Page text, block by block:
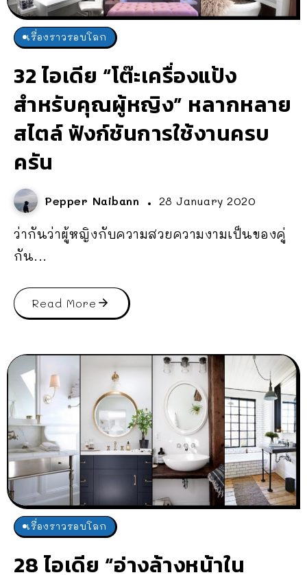
เรื่องราวรอบโลก
32 ไอเดีย “โต๊ะเครื่องแป้ง
สำหรับคุณผู้หญิง” หลากหลาย
สไตล์ ฟังก์ชันการใช้งานครบ
ครัน
Pepper Naibann 28 January 2020
ว่ากันว่าผู้หญิงกับความสวยความงามเป็นของคู่
กัน...
Read More
เรื่องราวรอบโลก
28 ไอเดีย “อ่างล้างหน้าใน